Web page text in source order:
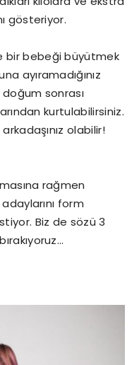
gösteriyor.
bir bebeği büyütmek
ayıramadığınız
sonrası
kurtulabilirsiniz.
olabilir!
rağmen
form
Biz de sözü 3